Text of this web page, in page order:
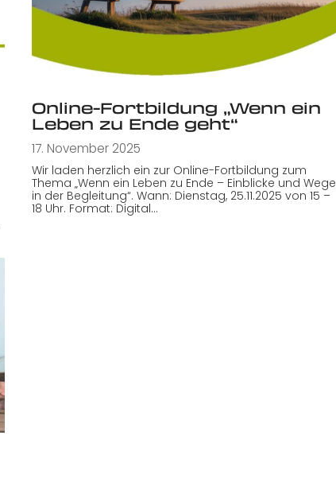
Online-Fortbildung „Wenn ein
Leben zu Ende geht“
17. November 2025
Wir laden herzlich ein zur Online-Fortbildung zum
Thema „Wenn ein Leben zu Ende – Einblicke und Wege
in der Begleitung“. Wann: Dienstag, 25.11.2025 von 15 –
18 Uhr. Format: Digital…